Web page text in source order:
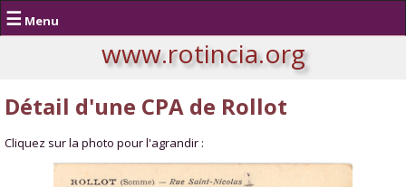
☰ Menu
www.rotincia.org
Détail d'une CPA de Rollot
Cliquez sur la photo pour l'agrandir :